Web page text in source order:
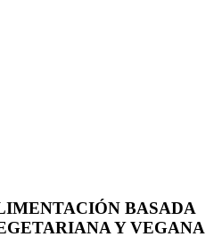
BASADA
Y VEGANA